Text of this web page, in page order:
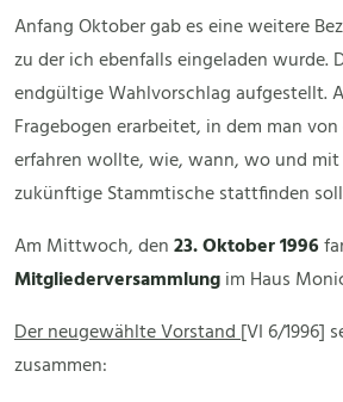
Anfang Oktober gab es eine weitere
zu der ich ebenfalls eingeladen wurde.
endgültige Wahlvorschlag aufgestellt.
Fragebogen erarbeitet, in dem man
erfahren wollte, wie, wann, wo und
zukünftige Stammtische stattfinden
Am Mittwoch, den23. Oktober 1996
Mitgliederversammlungim Haus
Der neugewählte Vorstand[VI 6/1996]
zusammen: